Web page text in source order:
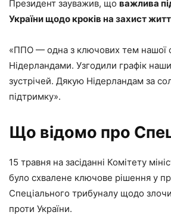
Президент зауважив, що важлива
України щодо кроків на захист
«ППО — одна з ключових тем нашої
Нідерландами. Узгодили графік
зустрічей. Дякую Нідерландам за
підтримку».
Що відомо про
15 травня на засіданні Комітету
було схвалене ключове рішення у
Спеціального трибуналу щодо
проти України.